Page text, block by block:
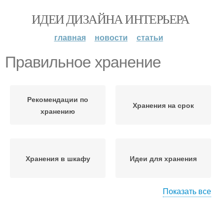
ИДЕИ ДИЗАЙНА ИНТЕРЬЕРА
главная новости статьи
Правильное хранение
Рекомендации по
хранению
Хранения на срок
Хранения в шкафу Идеи для хранения
Показать все